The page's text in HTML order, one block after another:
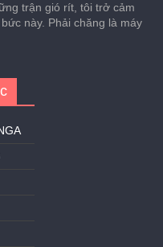
trận gió rít, tôi trở cảm
này. Phải chăng là máy